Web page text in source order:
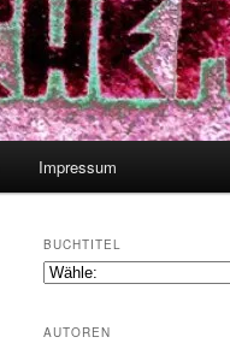
Impressum
BUCHTITEL
AUTOREN